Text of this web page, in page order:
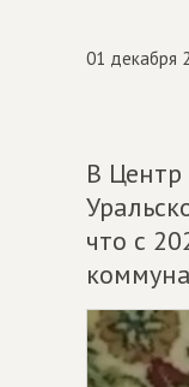
01 декабря
В
что с